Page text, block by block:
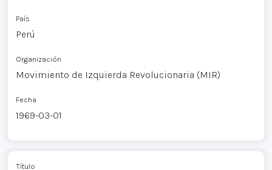
País
Perú
Organización
Movimiento de Izquierda Revolucionaria (MIR)
Fecha
1969-03-01
Título